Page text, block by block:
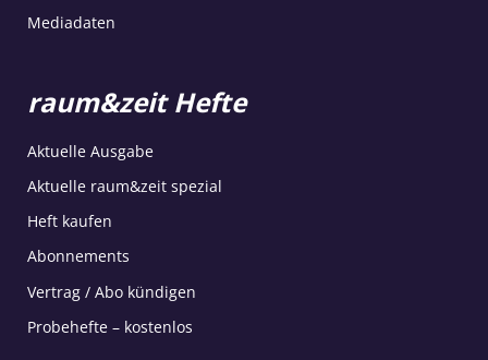
Mediadaten
raum&zeit Hefte
Aktuelle Ausgabe
Aktuelle raum&zeit spezial
Heft kaufen
Abonnements
Vertrag / Abo kündigen
Probehefte – kostenlos